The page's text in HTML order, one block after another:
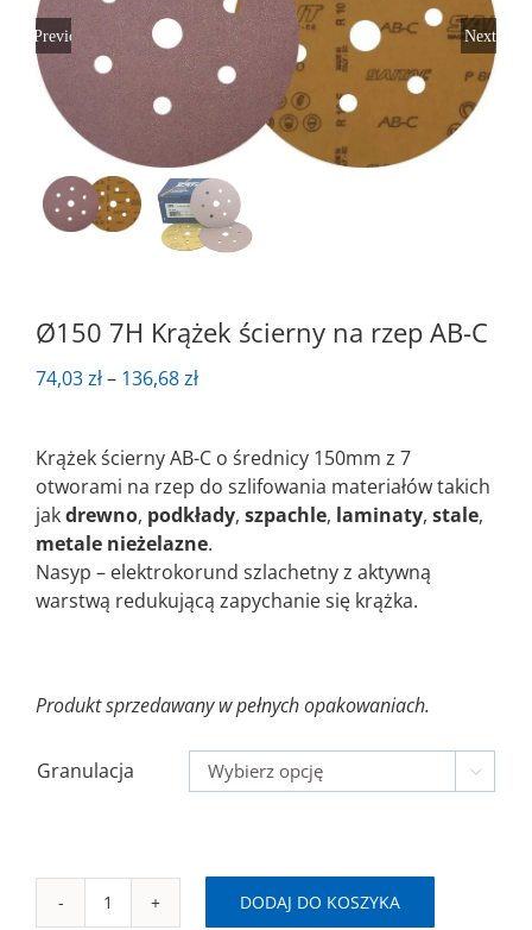
Previous Next
Ø150 7H Krążek ścierny na rzep AB-C
74,03zł– 136,68złZakres
74,03 zł
do
136,68 zł
Krążek ścierny AB-C o średnicy 150mm z 7
otworami na rzep do szlifowania materiałów takich
jakdrewno, podkłady, szpachle, laminaty, stale,
metale nieżelazne.
Nasyp – elektrokorund szlachetny z aktywną
warstwą redukującą zapychanie się krążka.
Produkt sprzedawany w pełnych opakowaniach.
Granulacja 
ilość
DODAJ DO KOSZYKA